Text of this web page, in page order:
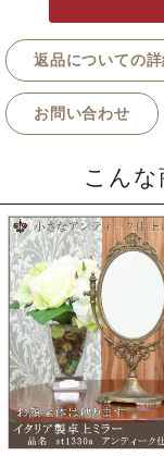
返品についての
お問い合わせ
こん